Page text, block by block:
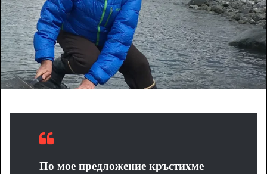
a
i
По мое предложение кръстихме